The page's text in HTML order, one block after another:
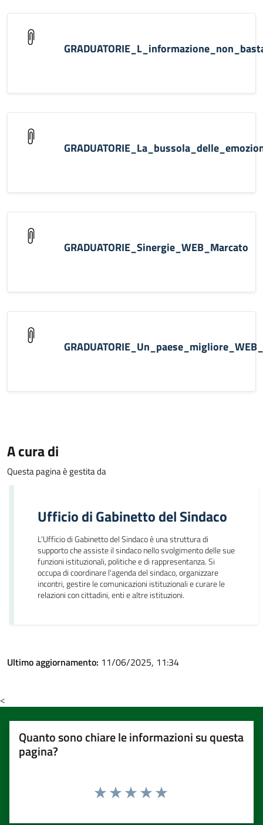
GRADUATORIE_Sinergie_WEB_Marcato
A cura di
Questa pagina è gestita da
Ufficio di Gabinetto del Sindaco
L'Ufficio di Gabinetto del Sindaco è una struttura di
supporto che assiste il sindaco nello svolgimento delle sue
funzioni istituzionali, politiche e di rappresentanza. Si
occupa di coordinare l'agenda del sindaco, organizzare
incontri, gestire le comunicazioni istituzionali e curare le
relazioni con cittadini, enti e altre istituzioni.
Ultimo aggiornamento: 11/06/2025, 11:34
<
Quanto sono chiare le informazioni su questa
pagina?